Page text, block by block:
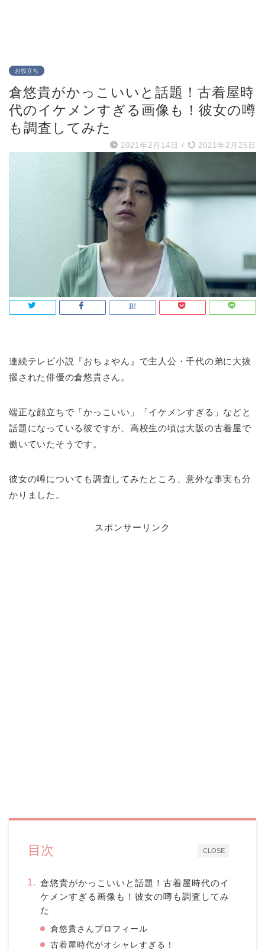
お役立ち
倉悠貴がかっこいいと話題！古着屋時
代のイケメンすぎる画像も！彼女の噂
も調査してみた
2021年2月14日 / 2021年2月25日
連続テレビ小説『おちょやん』で主人公・千代の弟に大抜
擢された俳優の倉悠貴さん。
端正な顔立ちで「かっこいい」「イケメンすぎる」などと
話題になっている彼ですが、高校生の頃は大阪の古着屋で
働いていたそうです。
彼女の噂についても調査してみたところ、意外な事実も分
かりました。
スポンサーリンク
CLOSE
目次
倉悠貴がかっこいいと話題！古着屋時代のイ
ケメンすぎる画像も！彼女の噂も調査してみ
た
倉悠貴さんプロフィール
古着屋時代がオシャレすぎる！